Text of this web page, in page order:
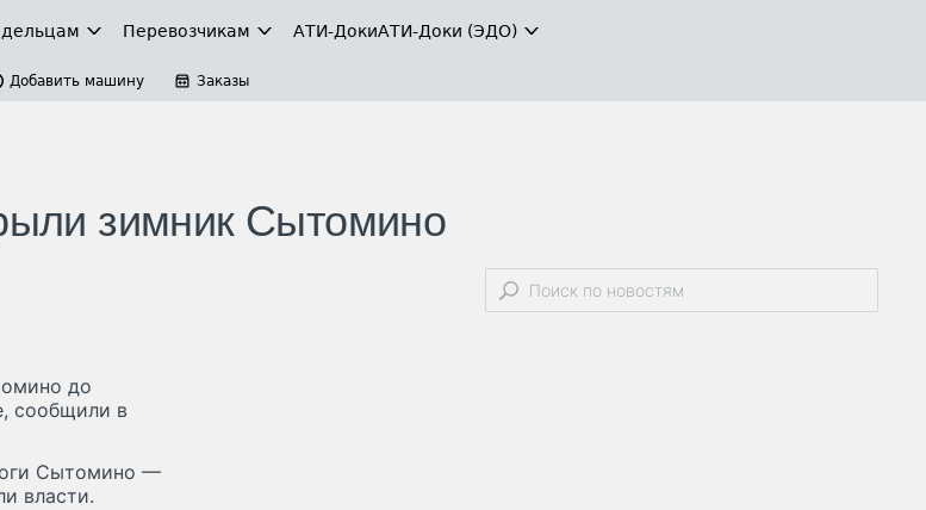
Перевозчикам АТИ-ДокиАТИ-Доки (ЭДО)
Добавить машину Заказы
зимник Сытомино
до
сообщили в
Сытомино —
власти.